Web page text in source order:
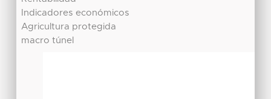
Indicadores económicos
Agricultura protegida
macro túnel